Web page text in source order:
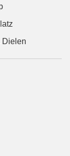
Dielen